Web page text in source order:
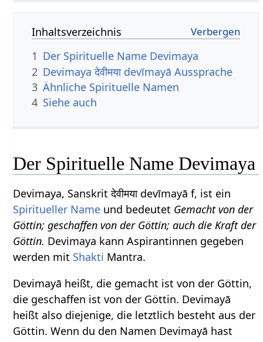
Inhaltsverzeichnis
1 Der Spirituelle Name Devimaya
2 Devimaya देवीमया devīmayā Aussprache
3 Ähnliche Spirituelle Namen
4 Siehe auch
Der Spirituelle Name Devimaya
Devimaya, Sanskrit देवीमया devīmayā f, ist ein
Spiritueller Name und bedeutet Gemacht von der
Göttin; geschaffen von der Göttin; auch die Kraft der
Göttin. Devimaya kann Aspirantinnen gegeben
werden mit Shakti Mantra.
Devimayā heißt, die gemacht ist von der Göttin,
die geschaffen ist von der Göttin. Devimayā
heißt also diejenige, die letztlich besteht aus der
Göttin. Wenn du den Namen Devimayā hast